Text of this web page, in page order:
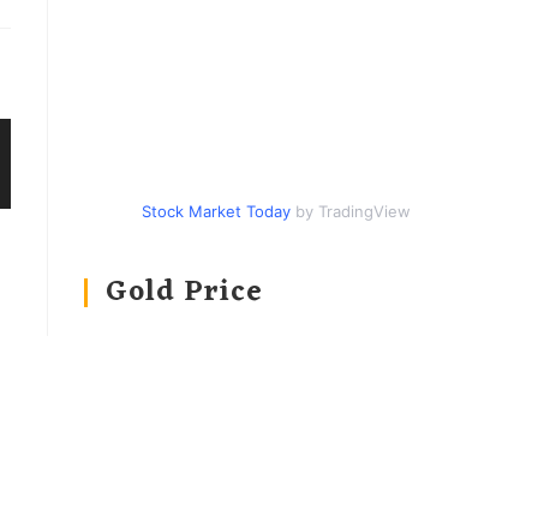
Stock Market Today by TradingView
Gold Price